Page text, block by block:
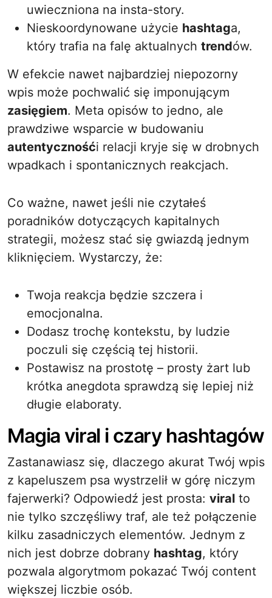
uwieczniona na insta-story.
Nieskoordynowane użycie hashtaga,
który trafia na falę aktualnych trendów.
W efekcie nawet najbardziej niepozorny
wpis może pochwalić się imponującym
zasięgiem. Meta opisów to jedno, ale
prawdziwe wsparcie w budowaniu
autentycznośći relacji kryje się w drobnych
wpadkach i spontanicznych reakcjach.
Co ważne, nawet jeśli nie czytałeś
poradników dotyczących kapitalnych
strategii, możesz stać się gwiazdą jednym
kliknięciem. Wystarczy, że:
Twoja reakcja będzie szczera i
emocjonalna.
Dodasz trochę kontekstu, by ludzie
poczuli się częścią tej historii.
Postawisz na prostotę – prosty żart lub
krótka anegdota sprawdzą się lepiej niż
długie elaboraty.
Magia viral i czary hashtagów
Zastanawiasz się, dlaczego akurat Twój wpis
z kapeluszem psa wystrzelił w górę niczym
fajerwerki? Odpowiedź jest prosta: viral to
nie tylko szczęśliwy traf, ale też połączenie
kilku zasadniczych elementów. Jednym z
nich jest dobrze dobrany hashtag, który
pozwala algorytmom pokazać Twój content
większej liczbie osób.